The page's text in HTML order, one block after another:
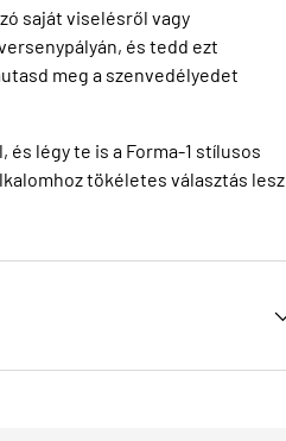
saját viselésről vagy
és tedd ezt
meg a szenvedélyedet
és légy te is a Forma-1 stílusos
tökéletes választás lesz.